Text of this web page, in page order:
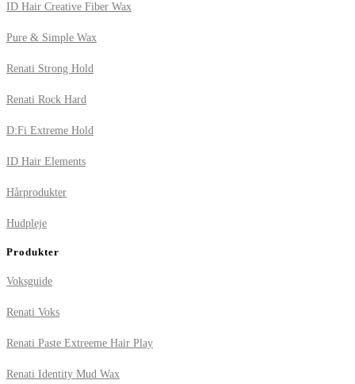
ID Hair Creative Fiber Wax
Pure & Simple Wax
Renati Strong Hold
Renati Rock Hard
D:Fi Extreme Hold
ID Hair Elements
Hårprodukter
Hudpleje
Produkter
Voksguide
Renati Voks
Renati Paste Extreeme Hair Play
Renati Identity Mud Wax